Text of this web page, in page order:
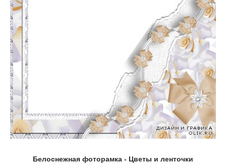
Белоснежная фоторамка - Цветы и ленточки